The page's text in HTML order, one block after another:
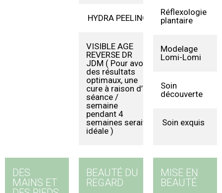
HYDRA PEELING 120€
VISIBLE AGE
REVERSE DR
JDM ( Pour avoir
des résultats
optimaux, une
cure à raison d’1
séance /
semaine
pendant 4
semaines serait
idéale )
140€
Réflexologie
plantaire
Modelage
Lomi-Lomi
Soin
découverte
Soin exquis
DES
MAINS ET
BEAUTÉ DU
REGARD
MISE EN
BEAUTÉ